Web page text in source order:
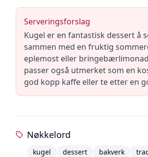
Serveringsforslag
Kugel er en fantastisk dessert å
sammen med en fruktig
eplemost eller
passer også utmerket som en
god kopp kaffe eller te etter en
Nøkkelord
kugel dessert bakverk